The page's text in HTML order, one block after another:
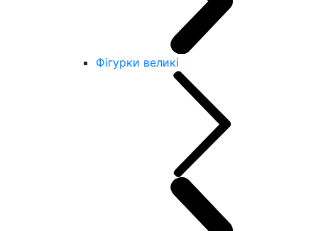
Фігурки великі